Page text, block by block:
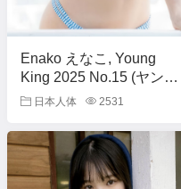
Enako えなこ, Young
King 2025 No.15 (ヤング
キング 2025年15号)
日本人体 2531